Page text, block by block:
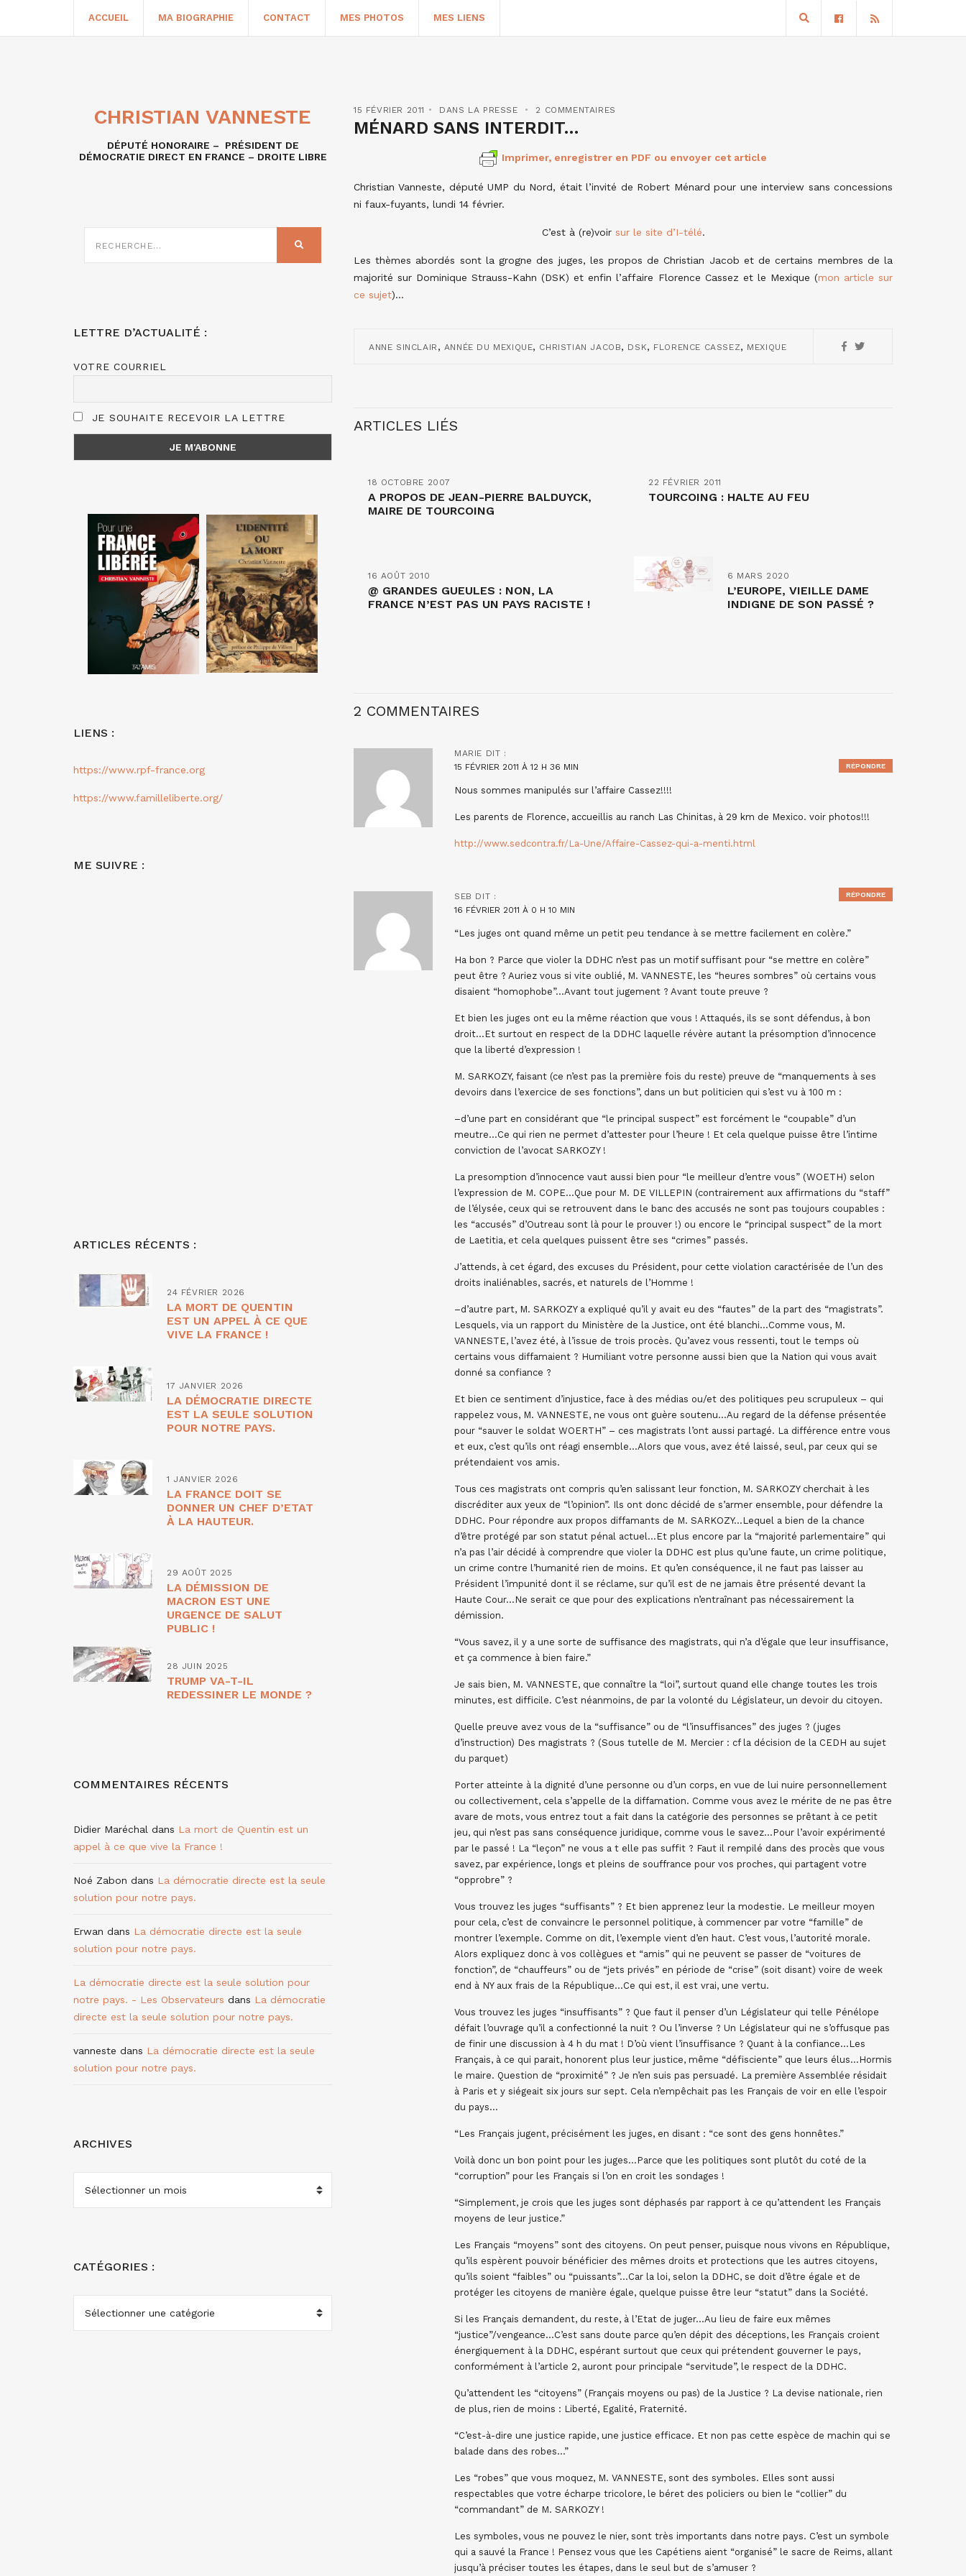
ACCUEIL MA BIOGRAPHIE CONTACT MES PHOTOS MES LIENS
15 FÉVRIER 2011 DANS LA PRESSE 2 COMMENTAIRES
MÉNARD SANS INTERDIT…
Imprimer, enregistrer en PDF ou envoyer cet article
Christian Vanneste, député UMP du Nord, était l’invité de Robert Ménard pour une interview sans concessions
ni faux-fuyants, lundi 14 février.
C’est à (re)voir sur le site d’I-télé.
Les thèmes abordés sont la grogne des juges, les propos de Christian Jacob et de certains membres de la
majorité sur Dominique Strauss-Kahn (DSK) et enfin l’affaire Florence Cassez et le Mexique (mon article sur
ce sujet)…
ANNE SINCLAIR , ANNÉE DU MEXIQUE, CHRISTIAN JACOB, DSK, FLORENCE CASSEZ, MEXIQUE
ARTICLES LIÉS
18 OCTOBRE 2007
A PROPOS DE JEAN-PIERRE BALDUYCK,
MAIRE DE TOURCOING
22 FÉVRIER 2011
TOURCOING : HALTE AU FEU
16 AOÛT 2010
@ GRANDES GUEULES : NON, LA
FRANCE N’EST PAS UN PAYS RACISTE !
6 MARS 2020
L’EUROPE, VIEILLE DAME
INDIGNE DE SON PASSÉ ?
2 COMMENTAIRES
MARIE DIT :
15 FÉVRIER 2011 À 12 H 36 MIN
Nous sommes manipulés sur l’affaire Cassez!!!!
Les parents de Florence, accueillis au ranch Las Chinitas, à 29 km de Mexico. voir photos!!!
http://www.sedcontra.fr/La-Une/Affaire-Cassez-qui-a-menti.html
RÉPONDRE
SEB DIT :
16 FÉVRIER 2011 À 0 H 10 MIN
“Les juges ont quand même un petit peu tendance à se mettre facilement en colère.”
Ha bon ? Parce que violer la DDHC n’est pas un motif suffisant pour “se mettre en colère”
peut être ? Auriez vous si vite oublié, M. VANNESTE, les “heures sombres” où certains vous
disaient “homophobe”…Avant tout jugement ? Avant toute preuve ?
Et bien les juges ont eu la même réaction que vous ! Attaqués, ils se sont défendus, à bon
droit…Et surtout en respect de la DDHC laquelle révère autant la présomption d’innocence
que la liberté d’expression !
M. SARKOZY, faisant (ce n’est pas la première fois du reste) preuve de “manquements à ses
devoirs dans l’exercice de ses fonctions”, dans un but politicien qui s’est vu à 100 m :
–d’une part en considérant que “le principal suspect” est forcément le “coupable” d’un
meutre…Ce qui rien ne permet d’attester pour l’heure ! Et cela quelque puisse être l’intime
conviction de l’avocat SARKOZY !
La presomption d’innocence vaut aussi bien pour “le meilleur d’entre vous” (WOETH) selon
l’expression de M. COPE…Que pour M. DE VILLEPIN (contrairement aux affirmations du “staff”
de l’élysée, ceux qui se retrouvent dans le banc des accusés ne sont pas toujours coupables :
les “accusés” d’Outreau sont là pour le prouver !) ou encore le “principal suspect” de la mort
de Laetitia, et cela quelques puissent être ses “crimes” passés.
J’attends, à cet égard, des excuses du Président, pour cette violation caractérisée de l’un des
droits inaliénables, sacrés, et naturels de l’Homme !
–d’autre part, M. SARKOZY a expliqué qu’il y avait eu des “fautes” de la part des “magistrats”.
Lesquels, via un rapport du Ministère de la Justice, ont été blanchi…Comme vous, M.
VANNESTE, l’avez été, à l’issue de trois procès. Qu’avez vous ressenti, tout le temps où
certains vous diffamaient ? Humiliant votre personne aussi bien que la Nation qui vous avait
donné sa confiance ?
Et bien ce sentiment d’injustice, face à des médias ou/et des politiques peu scrupuleux – qui
rappelez vous, M. VANNESTE, ne vous ont guère soutenu…Au regard de la défense présentée
pour “sauver le soldat WOERTH” – ces magistrats l’ont aussi partagé. La différence entre vous
et eux, c’est qu’ils ont réagi ensemble…Alors que vous, avez été laissé, seul, par ceux qui se
prétendaient vos amis.
Tous ces magistrats ont compris qu’en salissant leur fonction, M. SARKOZY cherchait à les
discréditer aux yeux de “l’opinion”. Ils ont donc décidé de s’armer ensemble, pour défendre la
DDHC. Pour répondre aux propos diffamants de M. SARKOZY…Lequel a bien de la chance
d’être protégé par son statut pénal actuel…Et plus encore par la “majorité parlementaire” qui
n’a pas l’air décidé à comprendre que violer la DDHC est plus qu’une faute, un crime politique,
un crime contre l’humanité rien de moins. Et qu’en conséquence, il ne faut pas laisser au
Président l’impunité dont il se réclame, sur qu’il est de ne jamais être présenté devant la
Haute Cour…Ne serait ce que pour des explications n’entraînant pas nécessairement la
démission.
“Vous savez, il y a une sorte de suffisance des magistrats, qui n’a d’égale que leur insuffisance,
et ça commence à bien faire.”
Je sais bien, M. VANNESTE, que connaître la “loi”, surtout quand elle change toutes les trois
minutes, est difficile. C’est néanmoins, de par la volonté du Législateur, un devoir du citoyen.
Quelle preuve avez vous de la “suffisance” ou de “l’insuffisances” des juges ? (juges
d’instruction) Des magistrats ? (Sous tutelle de M. Mercier : cf la décision de la CEDH au sujet
du parquet)
Porter atteinte à la dignité d’une personne ou d’un corps, en vue de lui nuire personnellement
ou collectivement, cela s’appelle de la diffamation. Comme vous avez le mérite de ne pas être
avare de mots, vous entrez tout a fait dans la catégorie des personnes se prêtant à ce petit
jeu, qui n’est pas sans conséquence juridique, comme vous le savez…Pour l’avoir expérimenté
par le passé ! La “leçon” ne vous a t elle pas suffit ? Faut il rempilé dans des procès que vous
savez, par expérience, longs et pleins de souffrance pour vos proches, qui partagent votre
“opprobre” ?
Vous trouvez les juges “suffisants” ? Et bien apprenez leur la modestie. Le meilleur moyen
pour cela, c’est de convaincre le personnel politique, à commencer par votre “famille” de
montrer l’exemple. Comme on dit, l’exemple vient d’en haut. C’est vous, l’autorité morale.
Alors expliquez donc à vos collègues et “amis” qui ne peuvent se passer de “voitures de
fonction”, de “chauffeurs” ou de “jets privés” en période de “crise” (soit disant) voire de week
end à NY aux frais de la République…Ce qui est, il est vrai, une vertu.
Vous trouvez les juges “insuffisants” ? Que faut il penser d’un Législateur qui telle Pénélope
défait l’ouvrage qu’il a confectionné la nuit ? Ou l’inverse ? Un Législateur qui ne s’offusque pas
de finir une discussion à 4 h du mat ! D’où vient l’insuffisance ? Quant à la confiance…Les
Français, à ce qui parait, honorent plus leur justice, même “défisciente” que leurs élus…Hormis
le maire. Question de “proximité” ? Je n’en suis pas persuadé. La première Assemblée résidait
à Paris et y siégeait six jours sur sept. Cela n’empêchait pas les Français de voir en elle l’espoir
du pays…
“Les Français jugent, précisément les juges, en disant : “ce sont des gens honnêtes.”
Voilà donc un bon point pour les juges…Parce que les politiques sont plutôt du coté de la
“corruption” pour les Français si l’on en croit les sondages !
“Simplement, je crois que les juges sont déphasés par rapport à ce qu’attendent les Français
moyens de leur justice.”
Les Français “moyens” sont des citoyens. On peut penser, puisque nous vivons en République,
qu’ils espèrent pouvoir bénéficier des mêmes droits et protections que les autres citoyens,
qu’ils soient “faibles” ou “puissants”…Car la loi, selon la DDHC, se doit d’être égale et de
protéger les citoyens de manière égale, quelque puisse être leur “statut” dans la Société.
Si les Français demandent, du reste, à l’Etat de juger…Au lieu de faire eux mêmes
“justice”/vengeance…C’est sans doute parce qu’en dépit des déceptions, les Français croient
énergiquement à la DDHC, espérant surtout que ceux qui prétendent gouverner le pays,
conformément à l’article 2, auront pour principale “servitude”, le respect de la DDHC.
Qu’attendent les “citoyens” (Français moyens ou pas) de la Justice ? La devise nationale, rien
de plus, rien de moins : Liberté, Egalité, Fraternité.
“C’est-à-dire une justice rapide, une justice efficace. Et non pas cette espèce de machin qui se
balade dans des robes…”
Les “robes” que vous moquez, M. VANNESTE, sont des symboles. Elles sont aussi
respectables que votre écharpe tricolore, le béret des policiers ou bien le “collier” du
“commandant” de M. SARKOZY !
Les symboles, vous ne pouvez le nier, sont très importants dans notre pays. C’est un symbole
qui a sauvé la France ! Pensez vous que les Capétiens aient “organisé” le sacre de Reims, allant
jusqu’à préciser toutes les étapes, dans le seul but de s’amuser ?
RÉPONDRE
CHRISTIAN VANNESTE
DÉPUTÉ HONORAIRE – PRÉSIDENT DE
DÉMOCRATIE DIRECT EN FRANCE – DROITE LIBRE
SUR
LETTRE D’ACTUALITÉ :
VOTRE COURRIEL
JE SOUHAITE RECEVOIR LA LETTRE
LIENS :
https://www.rpf-france.org
https://www.familleliberte.org/
ME SUIVRE :
ARTICLES RÉCENTS :
24 FÉVRIER 2026
LA MORT DE QUENTIN
EST UN APPEL À CE QUE
VIVE LA FRANCE !
17 JANVIER 2026
LA DÉMOCRATIE DIRECTE
EST LA SEULE SOLUTION
POUR NOTRE PAYS.
1 JANVIER 2026
LA FRANCE DOIT SE
DONNER UN CHEF D’ETAT
À LA HAUTEUR.
29 AOÛT 2025
LA DÉMISSION DE
MACRON EST UNE
URGENCE DE SALUT
PUBLIC !
28 JUIN 2025
TRUMP VA-T-IL
REDESSINER LE MONDE ?
COMMENTAIRES RÉCENTS
Didier Maréchal dans La mort de Quentin est un
appel à ce que vive la France !
Noé Zabon dans La démocratie directe est la seule
solution pour notre pays.
Erwan dans La démocratie directe est la seule
solution pour notre pays.
La démocratie directe est la seule solution pour
notre pays. - Les Observateurs dans La démocratie
directe est la seule solution pour notre pays.
vanneste dans La démocratie directe est la seule
solution pour notre pays.
ARCHIVES
ARCHIVES
CATÉGORIES :
CATÉGORIES